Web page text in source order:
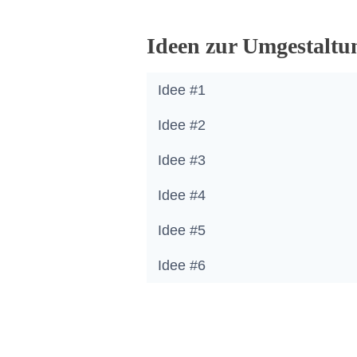
Ideen zur
Idee #1
Idee #2
Idee #3
Idee #4
Idee #5
Idee #6